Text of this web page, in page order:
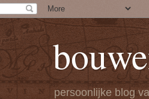
persoonlijke blog